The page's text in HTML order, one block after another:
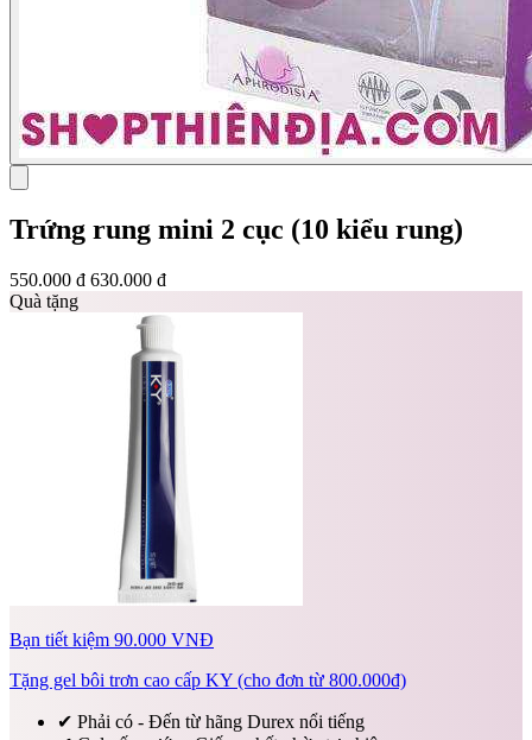
Trứng rung mini 2 cục (10 kiểu rung)
550.000 đ 630.000 đ
Quà tặng
Bạn tiết kiệm 90.000 VNĐ
Tặng gel bôi trơn cao cấp KY (cho đơn từ 800.000đ)
✔ Phải có - Đến từ hãng Durex nổi tiếng